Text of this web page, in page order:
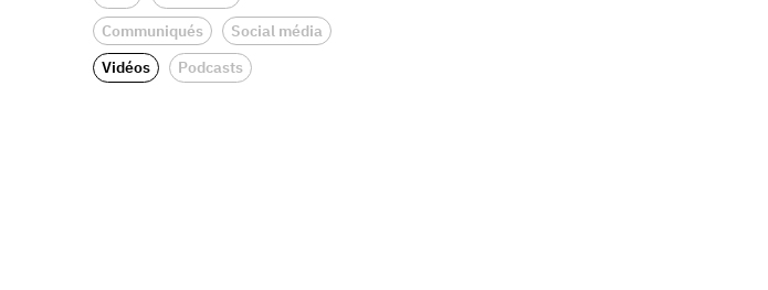
Communiqués
Social média
Vidéos
Podcasts